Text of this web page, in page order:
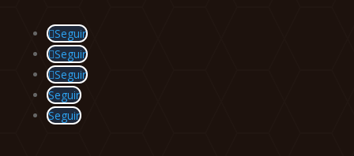
Seguir
Seguir
Seguir
Seguir
Seguir